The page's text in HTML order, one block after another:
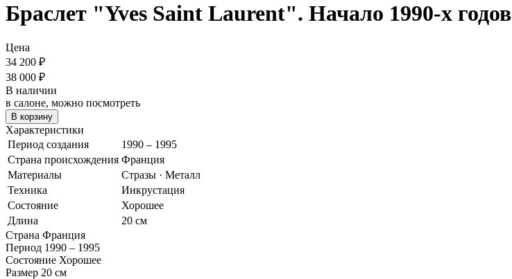
Браслет "Yves Saint Laurent". Начало 1990-х годов
Цена
34 200 ₽
38 000 ₽
В наличии
в салоне, можно посмотреть
В корзину
Характеристики
Период создания
1990 – 1995
Страна происхождения Франция
Материалы
Стразы · Металл
Техника
Инкрустация
Состояние
Хорошее
Длина
20 см
Страна Франция
Период 1990 – 1995
Состояние Хорошее
Размер 20 см